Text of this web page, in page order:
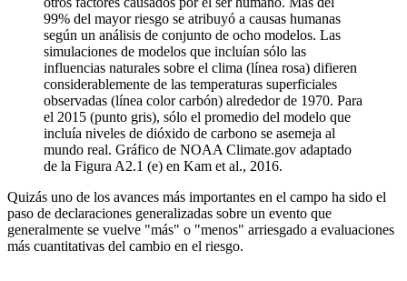
99% del mayor riesgo se atribuyó a causas humanas
según un análisis de conjunto de ocho modelos. Las
simulaciones de modelos que incluían sólo las
influencias naturales sobre el clima (línea rosa) difieren
considerablemente de las temperaturas superficiales
observadas (línea color carbón) alrededor de 1970. Para
el 2015 (punto gris), sólo el promedio del modelo que
incluía niveles de dióxido de carbono se asemeja al
mundo real. Gráfico de NOAA Climate.gov adaptado
de la Figura A2.1 (e) en Kam et al., 2016.
Quizás uno de los avances más importantes en el campo ha sido el
paso de declaraciones generalizadas sobre un evento que
generalmente se vuelve "más" o "menos" arriesgado a evaluaciones
más cuantitativas del cambio en el riesgo.